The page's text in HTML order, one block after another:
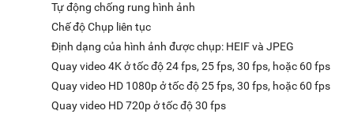
Tự động chống rung hình ảnh
Chế độ Chụp liên tục
Định dạng của hình ảnh được chụp: HEIF và JPEG
Quay video 4K ở tốc độ 24 fps, 25 fps, 30 fps, hoặc 60 fps
Quay video HD 1080p ở tốc độ 25 fps, 30 fps, hoặc 60 fps
Quay video HD 720p ở tốc độ 30 fps